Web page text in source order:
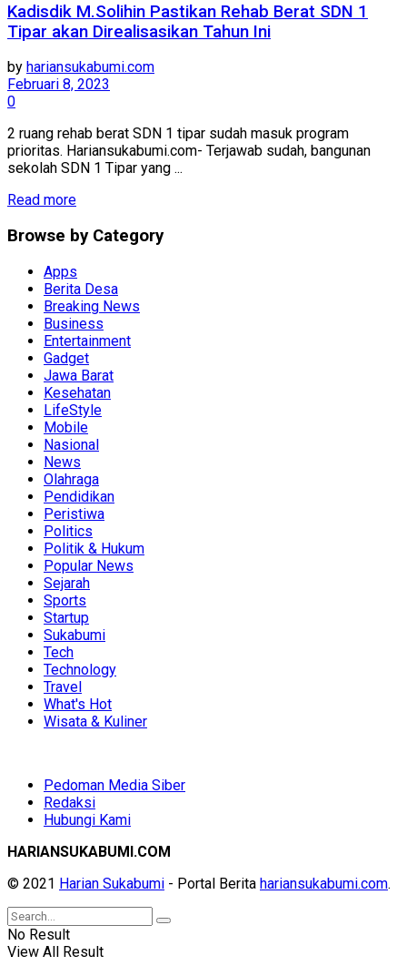
Kadisdik M.Solihin Pastikan Rehab Berat SDN 1
Tipar akan Direalisasikan Tahun Ini
by hariansukabumi.com
Februari 8, 2023
0
2 ruang rehab berat SDN 1 tipar sudah masuk program
prioritas. Hariansukabumi.com- Terjawab sudah, bangunan
sekolah SDN 1 Tipar yang ...
Read more
Browse by Category
Apps
Berita Desa
Breaking News
Business
Entertainment
Gadget
Jawa Barat
Kesehatan
LifeStyle
Mobile
Nasional
News
Olahraga
Pendidikan
Peristiwa
Politics
Politik & Hukum
Popular News
Sejarah
Sports
Startup
Sukabumi
Tech
Technology
Travel
What's Hot
Wisata & Kuliner
Pedoman Media Siber
Redaksi
Hubungi Kami
HARIANSUKABUMI.COM
© 2021 Harian Sukabumi - Portal Berita hariansukabumi.com.
No Result
View All Result